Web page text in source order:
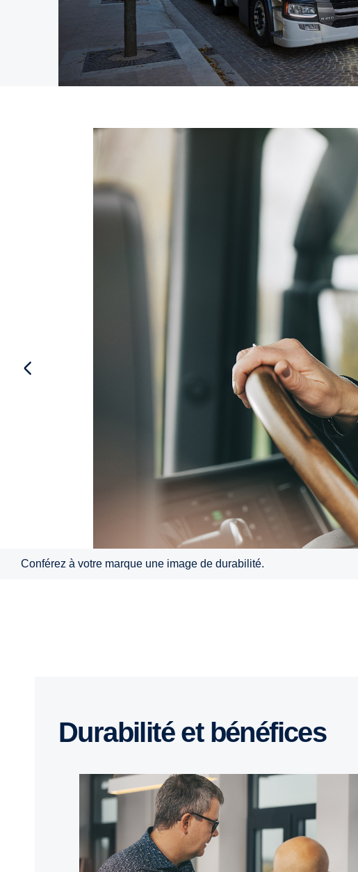
Conférez à votre marque une image de durabilité.
Durabilité et bénéfices